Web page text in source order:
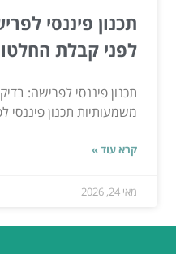
תכנון פיננסי
לפני קבלת
תכנון פיננסי לפרישה:
משמעותיות תכנון
קרא עוד »
מאי 24, 2026